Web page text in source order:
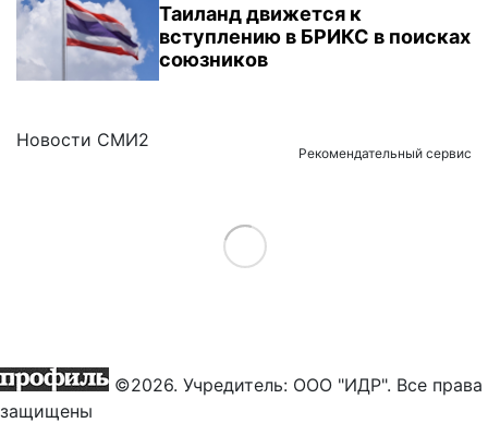
Таиланд движется к
вступлению в БРИКС в поисках
союзников
Новости СМИ2
Рекомендательный сервис
Load More
©2026. Учредитель: ООО "ИДР". Все права
защищены